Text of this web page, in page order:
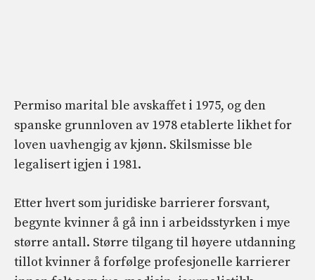
Permiso marital ble avskaffet i 1975, og den
spanske grunnloven av 1978 etablerte likhet for
loven uavhengig av kjønn. Skilsmisse ble
legalisert igjen i 1981.
Etter hvert som juridiske barrierer forsvant,
begynte kvinner å gå inn i arbeidsstyrken i mye
større antall. Større tilgang til høyere utdanning
tillot kvinner å forfølge profesjonelle karrierer